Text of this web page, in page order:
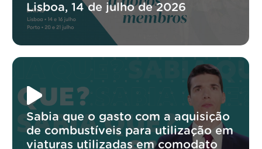
Lisboa, 14 de julho de 2026
Sabia que o gasto com a aquisição
de combustíveis para utilização em
viaturas utilizadas em comodato